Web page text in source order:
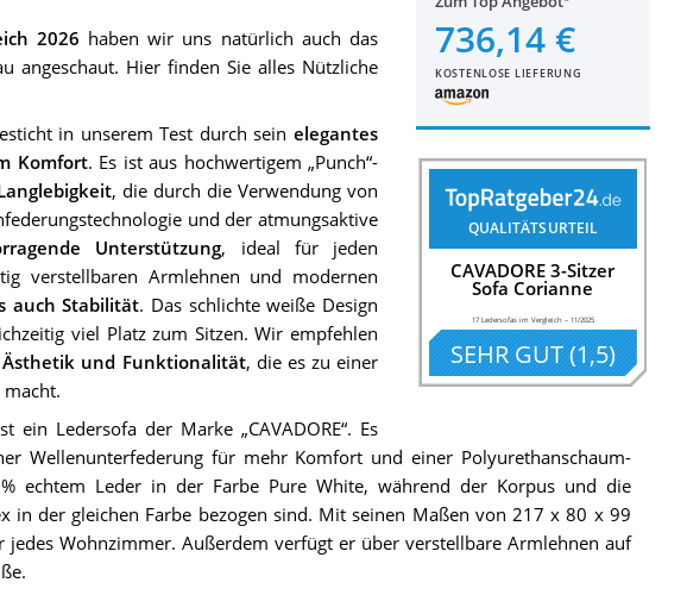
736,14 €
KOSTENLOSE LIEFERUNG
QUALITÄTSURTEIL
CAVADORE 3-Sitzer
Sofa Corianne
17 Ledersofas im Vergleich– 11/2025
SEHR GUT(1,5)
2026 haben wir uns natürlich auch das
angeschaut. Hier finden Sie alles Nützliche
in unserem Test durch seinelegantes
Komfort. Es ist aus hochwertigem „Punch“-
, die durch die Verwendung von
und der atmungsaktive
Unterstützung, ideal für jeden
verstellbaren Armlehnen und modernen
auch Stabilität. Das schlichte weiße Design
viel Platz zum Sitzen. Wir empfehlen
Ästhetik und Funktionalität, die es zu einer
ein Ledersofa der Marke „CAVADORE“. Es
Wellenunterfederung für mehr Komfort und einer Polyurethanschaum-
echtem Leder in der Farbe Pure White, während der Korpus und die
in der gleichen Farbe bezogen sind. Mit seinen Maßen von 217 x 80 x 99
jedes Wohnzimmer. Außerdem verfügt er über verstellbare Armlehnen auf